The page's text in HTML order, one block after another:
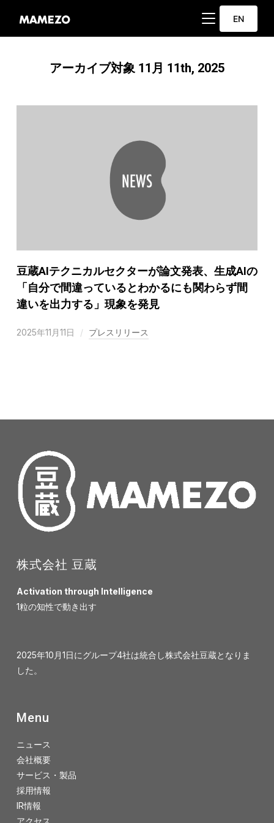
サイドバーとナビ
EN
アーカイブ対象 11月 11th, 2025
豆蔵AIテクニカルセクターが論文発表、生成AIの
「自分で間違っているとわかるにも関わらず間
違いを出力する」現象を発見
2025年11月11日 プレスリリース
株式会社 豆蔵
Activation through Intelligence
1粒の知性で動き出す
2025年10月1日にグループ4社は統合し株式会社豆蔵となりま
した。
Menu
ニュース
会社概要
サービス・製品
採用情報
IR情報